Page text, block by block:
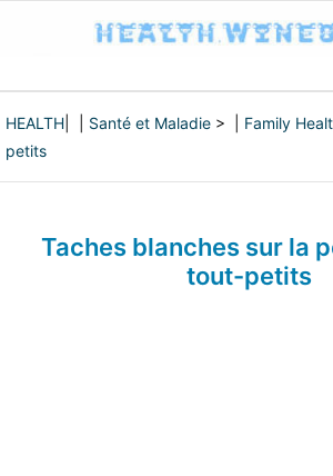
HEALTH Santé et Maladie > | Family
petits
Taches blanches sur la
tout-petits